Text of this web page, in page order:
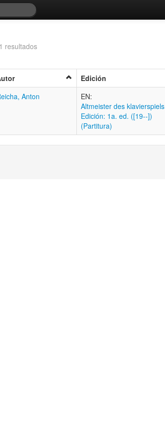
resultados
Edición
Anton
EN:
Altmeister des klavierspiels
Edición: 1a. ed. ([19--])
(Partitura)